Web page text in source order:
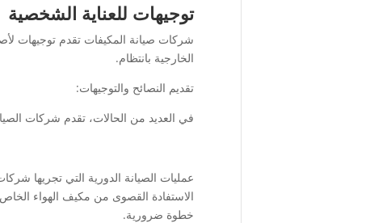
توجيهات للعناية الشخصية
شركات صيانة المكيفات تقدم توجيهات
الخارجية بانتظام.
تقديم النصائح والتوجيهات:
في العديد من الحالات، تقدم شركات
عمليات الصيانة الدورية التي تجريها
الاستفادة القصوى من مكيف الهواء
خطوة ضرورية.